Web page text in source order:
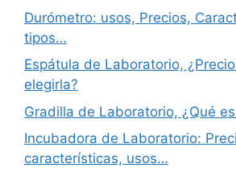
Durómetro: usos, Precios,
tipos…
Espátula de Laboratorio,
elegirla?
Gradilla de Laboratorio, ¿Qué
Incubadora de Laboratorio:
características, usos…